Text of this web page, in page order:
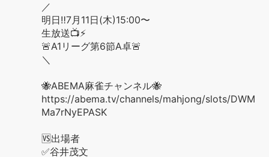
／
明日‼️7月11日(木)15:00〜
生放送📺⚡️
🚨A1リーグ第6節A卓🚨
＼
🐝ABEMA麻雀チャンネル🐝
https://abema.tv/channels/mahjong/slots/DWM
Ma7rNyEPASK
🆚出場者
✅谷井茂文